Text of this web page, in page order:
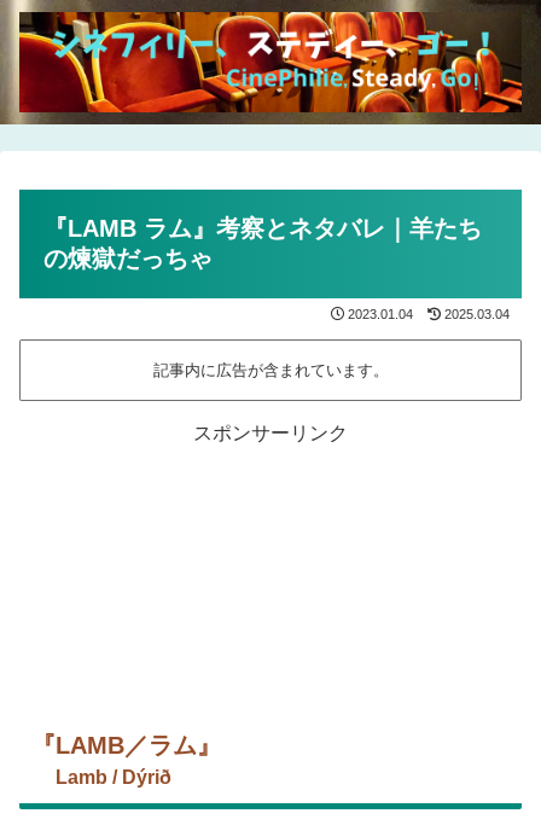
『LAMB ラム』考察とネタバレ｜羊たち
の煉獄だっちゃ
2023.01.04 2025.03.04
記事内に広告が含まれています。
スポンサーリンク
『LAMB／ラム』
Lamb / Dýrið